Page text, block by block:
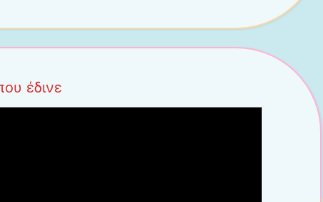
έδινε